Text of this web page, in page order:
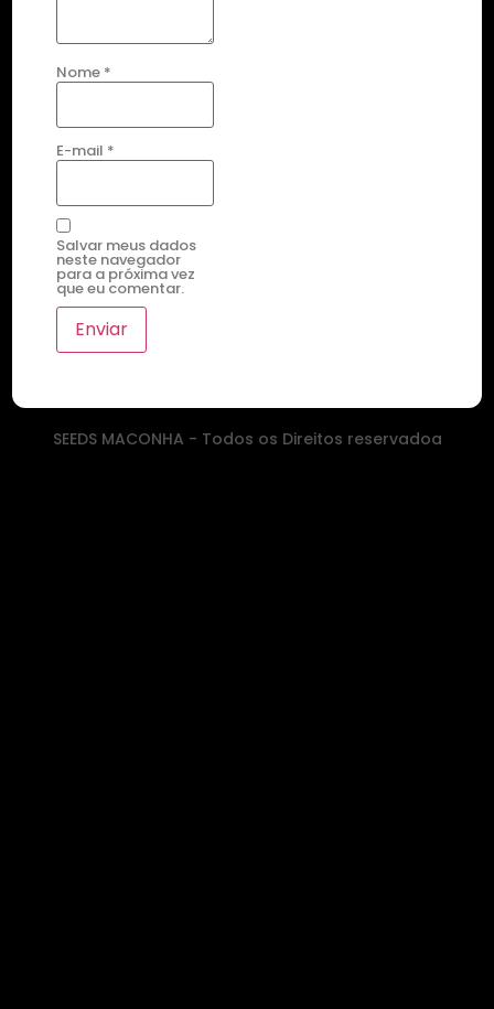
Nome *
E-mail *
Salvar meus dados
neste navegador
para a próxima vez
que eu comentar.
SEEDS MACONHA - Todos os Direitos reservadoa